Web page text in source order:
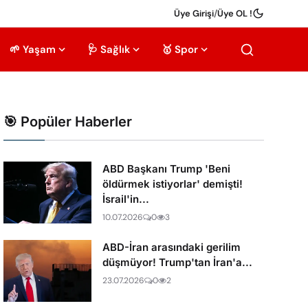
Üye Girişi/Üye OL !
🌱 Yaşam 🩺 Sağlık 🥇 Spor
🎯 Popüler Haberler
ABD Başkanı Trump 'Beni
öldürmek istiyorlar' demişti!
İsrail'in...
10.07.2026 0 3
ABD-İran arasındaki gerilim
düşmüyor! Trump'tan İran'a...
23.07.2026 0 2